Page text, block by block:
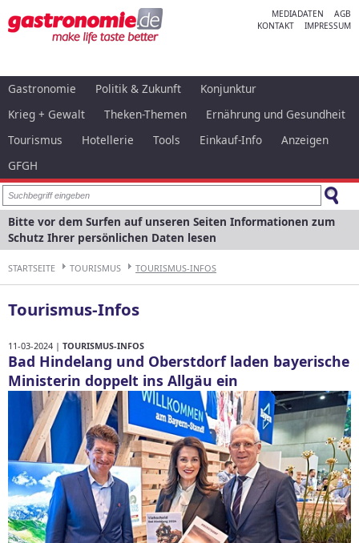
MEDIADATEN
AGB
KONTAKT
IMPRESSUM
Gastronomie Politik & Zukunft
Konjunktur
Krieg + Gewalt
Theken-Themen
Ernährung und Gesundheit
Tourismus
Hotellerie Tools Einkauf-Info
Anzeigen
GFGH
Bitte vor dem Surfen auf unseren Seiten Informationen zum
Schutz Ihrer persönlichen Daten lesen
STARTSEITE TOURISMUS TOURISMUS-INFOS
Tourismus-Infos
11-03-2024 | TOURISMUS-INFOS
Bad Hindelang und Oberstdorf laden bayerische
Ministerin doppelt ins Allgäu ein